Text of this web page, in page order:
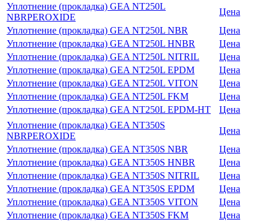
Уплотнение (прокладка) GEA NT250L
NBRPEROXIDE
Цена
Уплотнение (прокладка) GEA NT250L NBR
Цена
Уплотнение (прокладка) GEA NT250L HNBR
Цена
Уплотнение (прокладка) GEA NT250L NITRIL
Цена
Уплотнение (прокладка) GEA NT250L EPDM
Цена
Уплотнение (прокладка) GEA NT250L VITON
Цена
Уплотнение (прокладка) GEA NT250L FKM
Цена
Уплотнение (прокладка) GEA NT250L EPDM-HT
Цена
Уплотнение (прокладка) GEA NT350S
NBRPEROXIDE
Цена
Уплотнение (прокладка) GEA NT350S NBR
Цена
Уплотнение (прокладка) GEA NT350S HNBR
Цена
Уплотнение (прокладка) GEA NT350S NITRIL
Цена
Уплотнение (прокладка) GEA NT350S EPDM
Цена
Уплотнение (прокладка) GEA NT350S VITON
Цена
Уплотнение (прокладка) GEA NT350S FKM
Цена